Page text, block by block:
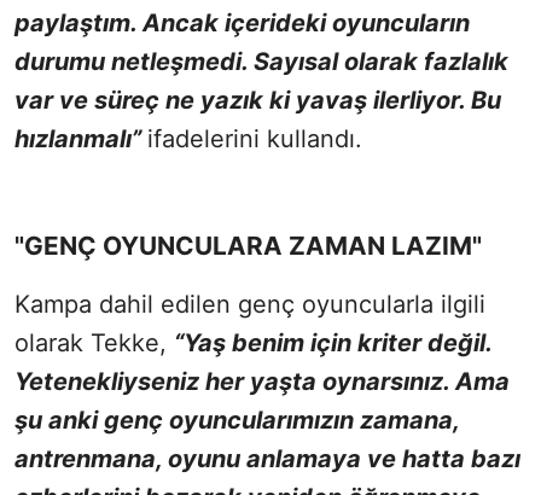
paylaştım. Ancak içerideki oyuncuların
durumu netleşmedi. Sayısal olarak fazlalık
var ve süreç ne yazık ki yavaş ilerliyor. Bu
hızlanmalı” ifadelerini kullandı.
"GENÇ OYUNCULARA ZAMAN LAZIM"
Kampa dahil edilen genç oyuncularla ilgili
olarak Tekke, “Yaş benim için kriter değil.
Yetenekliyseniz her yaşta oynarsınız. Ama
şu anki genç oyuncularımızın zamana,
antrenmana, oyunu anlamaya ve hatta bazı